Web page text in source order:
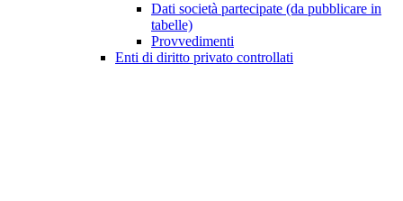
Dati società partecipate (da pubblicare in
tabelle)
Provvedimenti
Enti di diritto privato controllati